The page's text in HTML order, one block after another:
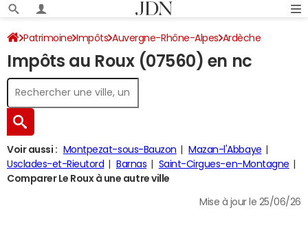
Patrimoine Impôts Auvergne-Rhône-Alpes Ardèche
Le Roux Impôt sur le revenu
Impôts au Roux (07560) en nc
Voir aussi : Montpezat-sous-Bauzon
Mazan-l'Abbaye
Usclades-et-Rieutord
Barnas
Saint-Cirgues-en-Montagne
Comparer Le Roux à une autre ville
Mise à jour le 25/06/26